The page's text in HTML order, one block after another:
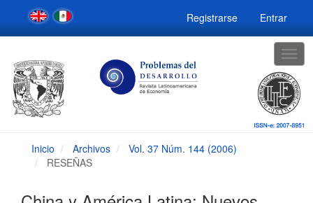
Navegación
principal
Contenido
Barra
lateral
Registrarse Entrar
Inicio Archivos
Vol. 37 Núm. 144 (2006)
RESEÑAS